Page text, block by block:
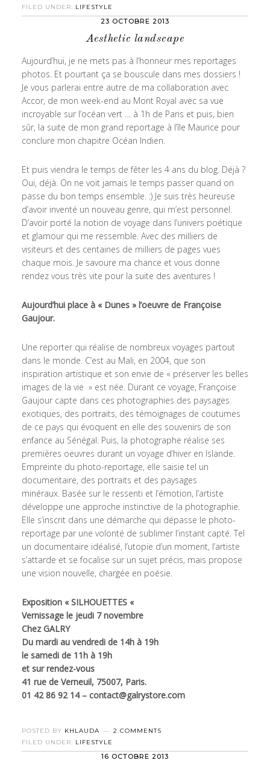
FILED UNDER: LIFESTYLE
23 OCTOBRE 2013
Aesthetic landscape
Aujourd’hui, je ne mets pas à l’honneur mes reportages
photos. Et pourtant ça se bouscule dans mes dossiers !
Je vous parlerai entre autre de ma collaboration avec
Accor, de mon week-end au Mont Royal avec sa vue
incroyable sur l’océan vert … à 1h de Paris et puis, bien
sûr, la suite de mon grand reportage à l’île Maurice pour
conclure mon chapitre Océan Indien.
Et puis viendra le temps de fêter les 4 ans du blog. Déjà ?
Oui, déjà. On ne voit jamais le temps passer quand on
passe du bon temps ensemble. :) Je suis très heureuse
d’avoir inventé un nouveau genre, qui m’est personnel.
D’avoir porté la notion de voyage dans l’univers poétique
et glamour qui me ressemble. Avec des milliers de
visiteurs et des centaines de milliers de pages vues
chaque mois. Je savoure ma chance et vous donne
rendez vous très vite pour la suite des aventures !
Aujourd’hui place à « Dunes » l’oeuvre de Françoise
Gaujour.
Une reporter qui réalise de nombreux voyages partout
dans le monde. C’est au Mali, en 2004, que son
inspiration artistique et son envie de « préserver les belles
images de la vie » est née. Durant ce voyage, Françoise
Gaujour capte dans ces photographies des paysages
exotiques, des portraits, des témoignages de coutumes
de ce pays qui évoquent en elle des souvenirs de son
enfance au Sénégal. Puis, la photographe réalise ses
premières oeuvres durant un voyage d’hiver en Islande.
Empreinte du photo-reportage, elle saisie tel un
documentaire, des portraits et des paysages
minéraux. Basée sur le ressenti et l’émotion, l’artiste
développe une approche instinctive de la photographie.
Elle s’inscrit dans une démarche qui dépasse le photo-
reportage par une volonté de sublimer l’instant capté. Tel
un documentaire idéalisé, l’utopie d’un moment, l’artiste
s’attarde et se focalise sur un sujet précis, mais propose
une vision nouvelle, chargée en poésie.
Exposition « SILHOUETTES «
Vernissage le jeudi 7 novembre
Chez GALRY
Du mardi au vendredi de 14h à 19h
le samedi de 11h à 19h
et sur rendez-vous
41 rue de Verneuil, 75007, Paris.
01 42 86 92 14 – contact@galrystore.com
POSTED BY KHLAUDA
2 COMMENTS
FILED UNDER: LIFESTYLE
16 OCTOBRE 2013